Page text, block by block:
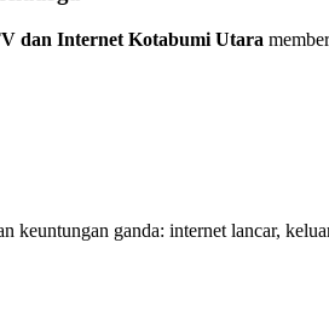
dan Internet Kotabumi Utara
keuntungan ganda: internet lancar,